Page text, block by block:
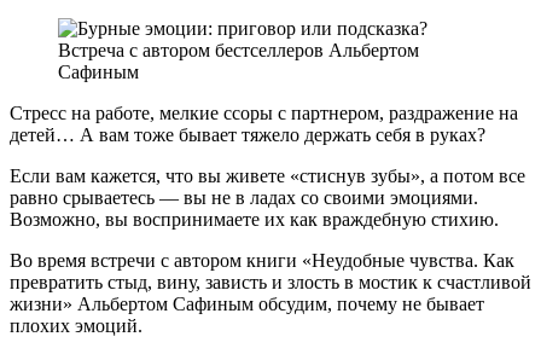
Стресс на работе, мелкие ссоры с партнером, раздражение на
детей… А вам тоже бывает тяжело держать себя в руках?
Если вам кажется, что вы живете «стиснув зубы», а потом все
равно срываетесь — вы не в ладах со своими эмоциями.
Возможно, вы воспринимаете их как враждебную стихию.
Во время встречи с автором книги «Неудобные чувства. Как
превратить стыд, вину, зависть и злость в мостик к счастливой
жизни» Альбертом Сафиным обсудим, почему не бывает
плохих эмоций.